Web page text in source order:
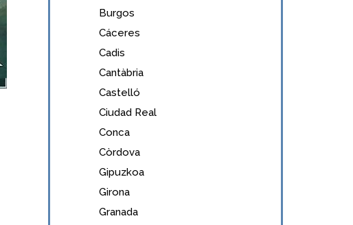
Burgos
Cáceres
Cadis
Cantàbria
Castelló
Ciudad Real
Conca
Còrdova
Gipuzkoa
Girona
Granada